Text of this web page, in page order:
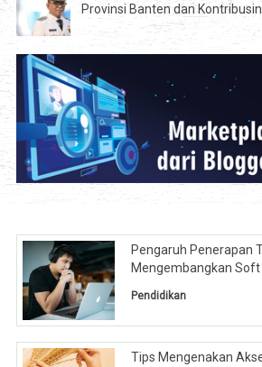
Provinsi Banten dan
Pengaruh Penerapan
Mengembangkan
Pendidikan
Tips Mengenakan